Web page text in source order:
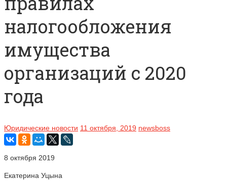
налогообложения
имущества
организаций с 2020
года
Юридические новости 11 октября, 2019 newsboss
8 октября 2019
Екатерина Уцына